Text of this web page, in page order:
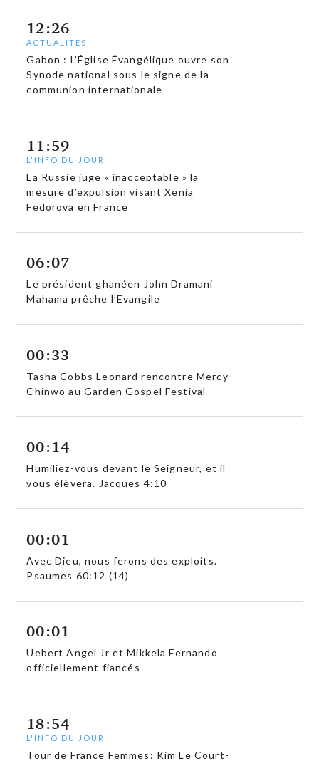
12:26
ACTUALITÉS
Gabon : L’Église Évangélique ouvre son
Synode national sous le signe de la
communion internationale
11:59
L'INFO DU JOUR
La Russie juge « inacceptable » la
mesure d’expulsion visant Xenia
Fedorova en France
06:07
Le président ghanéen John Dramani
Mahama prêche l’Evangile
00:33
Tasha Cobbs Leonard rencontre Mercy
Chinwo au Garden Gospel Festival
00:14
Humiliez-vous devant le Seigneur, et il
vous élèvera. Jacques 4:10
00:01
Avec Dieu, nous ferons des exploits.
Psaumes 60:12 (14)
00:01
Uebert Angel Jr et Mikkela Fernando
officiellement fiancés
18:54
L'INFO DU JOUR
Tour de France Femmes: Kim Le Court-